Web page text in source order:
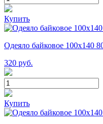
Купить
Одеяло байковое 100х140
320 руб.
Купить